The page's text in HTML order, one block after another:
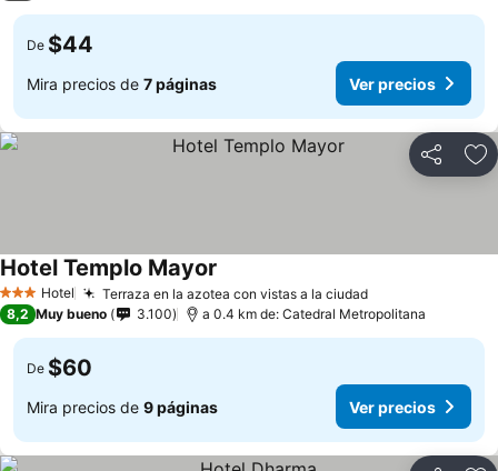
De $44
Mira precios de 7 páginas Ver precios
Compartir
3 Estrellas
Hotel Terraza en la azotea con vistas a la ciudad
Hotel Templo Mayor
8,2 Muy bueno 3.100 a 0.4 km de: Catedral Metropolitana
De $60
Mira precios de 9 páginas Ver precios